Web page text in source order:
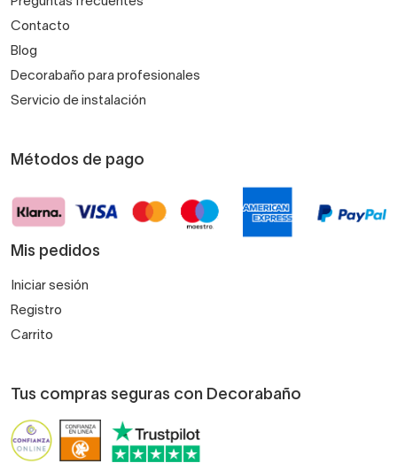
Contacto
Blog
Decorabaño para profesionales
Servicio de instalación
Métodos de pago
Mis pedidos
Iniciar sesión
Registro
Carrito
Tus compras seguras con Decorabaño